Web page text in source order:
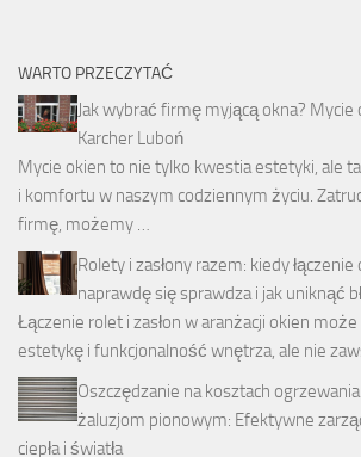
WARTO PRZECZYTAĆ
Jak wybrać firmę myjącą okna? Mycie
Karcher Luboń
Mycie okien to nie tylko kwestia estetyki, ale
i komfortu w naszym codziennym życiu.
firmę, możemy …
Rolety i zasłony razem: kiedy łączenie
naprawdę się sprawdza i jak uniknąć
Łączenie rolet i zasłon w aranżacji okien
estetykę i funkcjonalność wnętrza, ale nie
Oszczędzanie na kosztach
żaluzjom pionowym: Efektywne
ciepła i światła